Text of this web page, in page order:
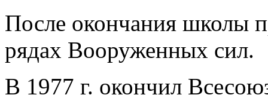
После окончания школы
рядах Вооруженных сил.
В 1977 г. окончил